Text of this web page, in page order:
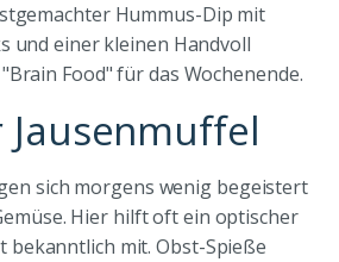
Hummus-Dip mit
und einer kleinen Handvoll
Food" für das Wochenende.
sich morgens wenig begeistert
Hier hilft oft ein optischer
bekanntlich mit. Obst-Spieße